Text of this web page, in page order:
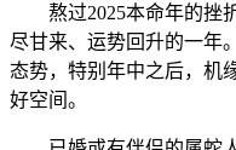
熬过2025本命年的挫折
尽甘来、运势回升的一年
态势，特别年中之后，机
好空间。